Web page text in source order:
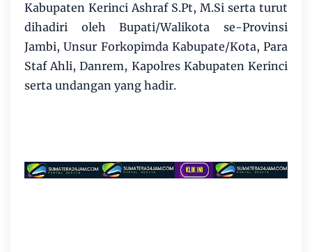
Kabupaten Kerinci Ashraf S.Pt, M.Si serta turut
dihadiri oleh Bupati/Walikota se-Provinsi
Jambi, Unsur Forkopimda Kabupate/Kota, Para
Staf Ahli, Danrem, Kapolres Kabupaten Kerinci
serta undangan yang hadir.